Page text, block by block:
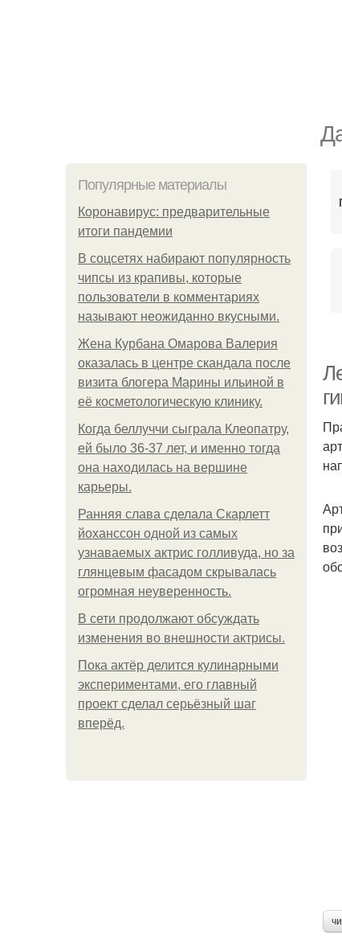
Популярные материалы
Коронавирус: предварительные
итоги пандемии
В соцсетях набирают популярность
чипсы из крапивы, которые
пользователи в комментариях
называют неожиданно вкусными.
Жена Курбана Омарова Валерия
оказалась в центре скандала после
визита блогера Марины ильиной в
её косметологическую клинику.
Когда беллуччи сыграла Клеопатру,
ей было 36-37 лет, и именно тогда
она находилась на вершине
карьеры.
Ранняя слава сделала Скарлетт
йоханссон одной из самых
узнаваемых актрис голливуда, но за
глянцевым фасадом скрывалась
огромная неуверенность.
В сети продолжают обсуждать
изменения во внешности актрисы.
Пока актёр делится кулинарными
экспериментами, его главный
проект сделал серьёзный шаг
вперёд.